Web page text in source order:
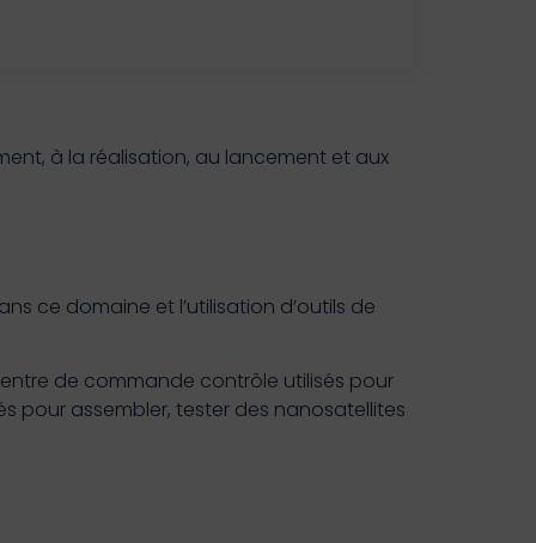
à la réalisation, au lancement et aux
ce domaine et l’utilisation d’outils de
de commande contrôle utilisés pour
pour assembler, tester des nanosatellites